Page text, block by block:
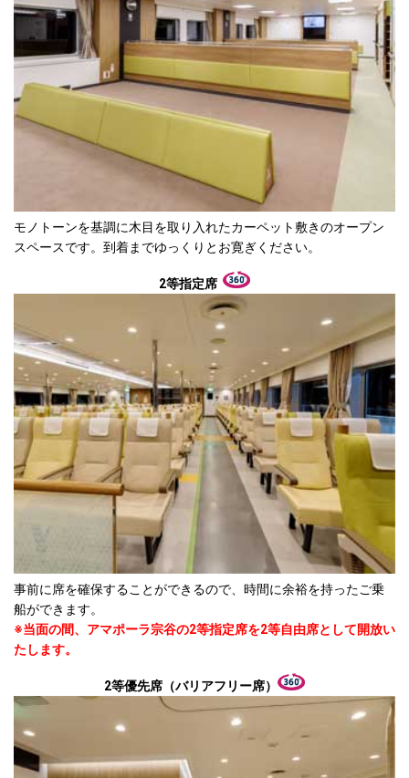
モノトーンを基調に木目を取り入れたカーペット敷きのオープン
スペースです。到着までゆっくりとお寛ぎください。
2等指定席
事前に席を確保することができるので、時間に余裕を持ったご乗
船ができます。
※当面の間、アマポーラ宗谷の2等指定席を2等自由席として開放い
たします。
2等優先席（バリアフリー席）